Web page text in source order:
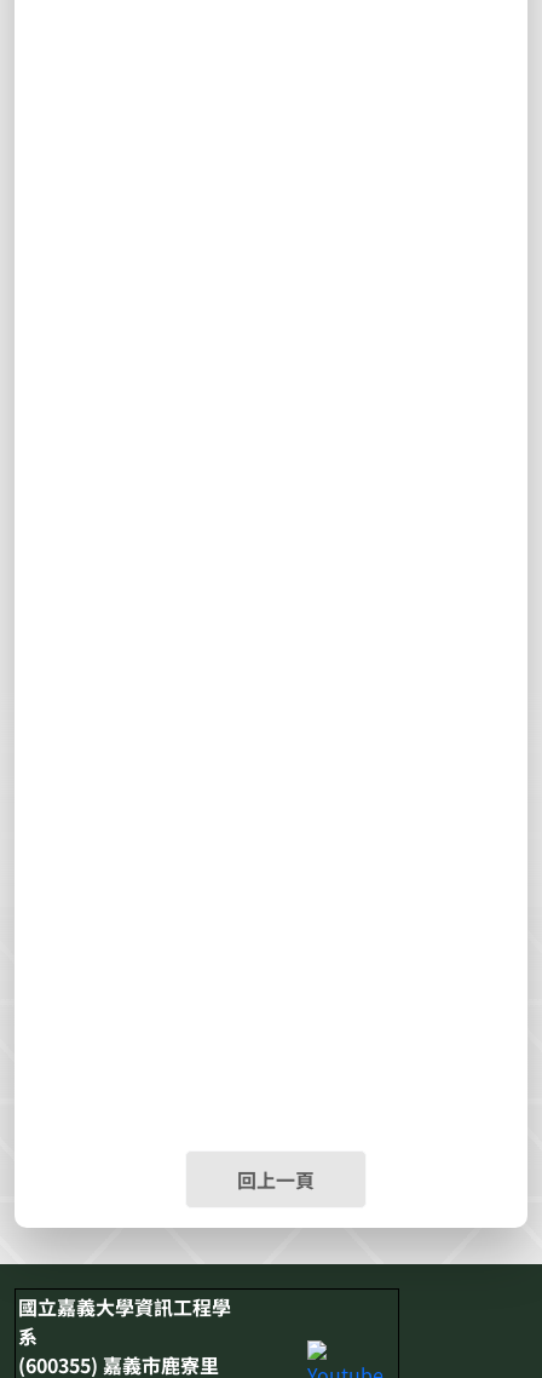
回上一頁
國立嘉義大學資訊工程學
系
(600355) 嘉義市鹿寮里